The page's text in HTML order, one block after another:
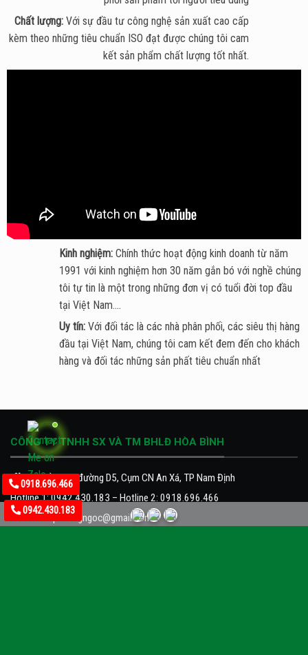
Chất lượng: Với sự đầu tư công nghệ sản xuất cao cấp
kèm theo những tiêu chuẩn ISO đạt được chúng tôi cam
kết sản phẩm chất lượng tốt nhất.
Kinh nghiệm: Chính thức hoạt động kinh doanh từ năm
1991 với kinh nghiệm hơn 30 năm gắn bó với nghề chúng
tôi tự tin là một trong những đơn vị có tuổi đời top đầu
tại Việt Nam....
Uy tín: Với đối tác là các nhà phân phối, các siêu thị hàng
đầu tại Việt Nam, chúng tôi cam kết đem đến cho khách
hàng và đối tác những sản phất tiêu chuẩn nhất
CÔNG TY TNHH SX VÀ TM BHLĐ HÒA BÌNH
Địa chỉ: Lô 9, đường D5, Cụm CN An Xá, TP Nam Định
Hotline 1:0942.430.183 – Hotline 2: 0918.696.466
Email:bhldphuongngoc@gmail.com
0942.430.183
0918.696.466